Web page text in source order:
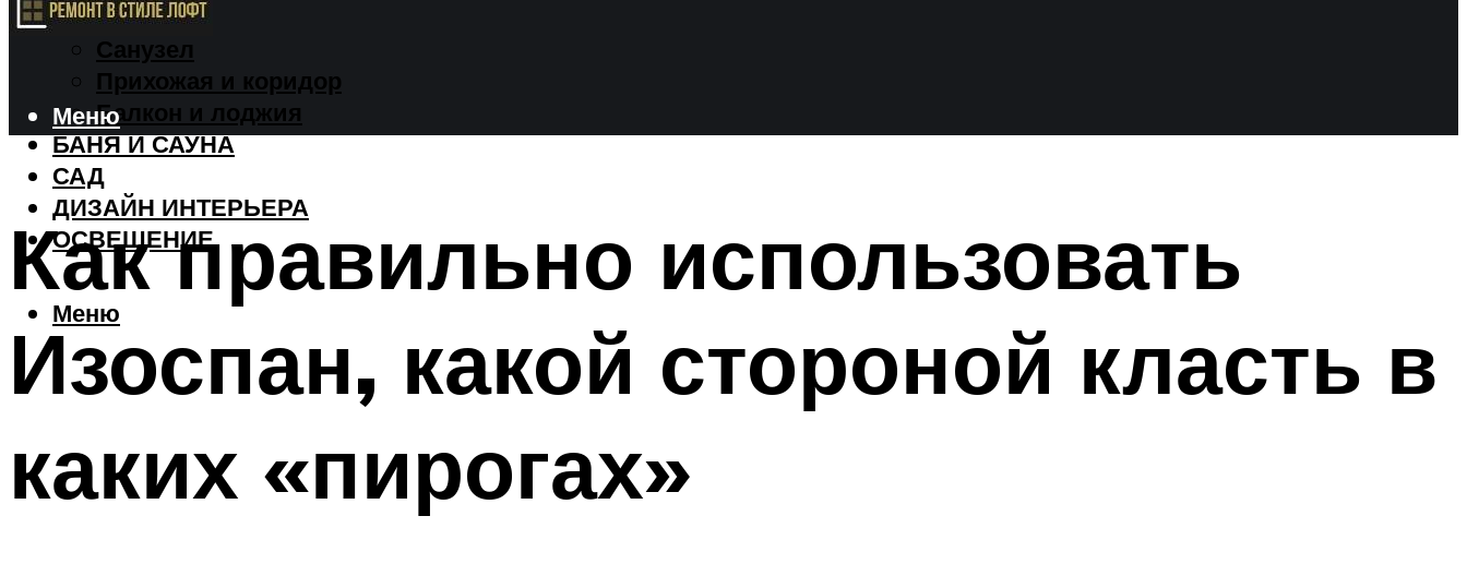
Спальня
Санузел
Прихожая и коридор
Балкон и лоджия
БАНЯ И САУНА
САД
ДИЗАЙН ИНТЕРЬЕРА
ОСВЕЩЕНИЕ
Меню
Меню
Как правильно использовать
Изоспан, какой стороной класть в
каких «пирогах»